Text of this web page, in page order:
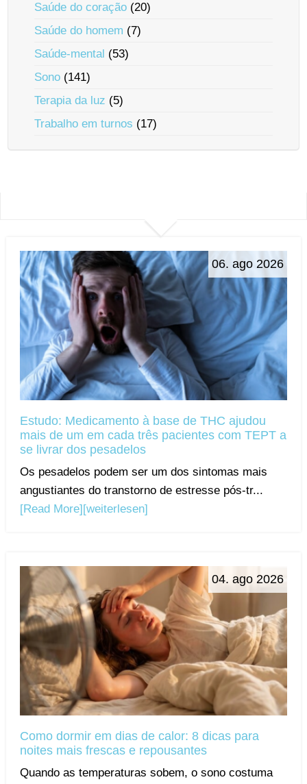
Saúde do coração (20)
Saúde do homem (7)
Saúde-mental (53)
Sono (141)
Terapia da luz (5)
Trabalho em turnos (17)
06. ago 2026
Estudo: Medicamento à base de THC ajudou
mais de um em cada três pacientes com TEPT a
se livrar dos pesadelos
Os pesadelos podem ser um dos sintomas mais
angustiantes do transtorno de estresse pós-tr...
[Read More] [weiterlesen]
04. ago 2026
Como dormir em dias de calor: 8 dicas para
noites mais frescas e repousantes
Quando as temperaturas sobem, o sono costuma